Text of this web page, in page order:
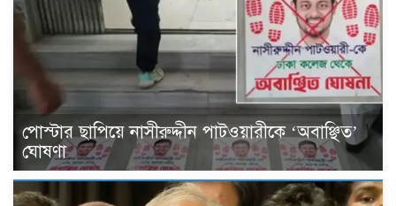
পোস্টার ছাপিয়ে নাসীরুদ্দীন পাটওয়ারীকে ‘অবাঞ্ছিত’
ঘোষণা